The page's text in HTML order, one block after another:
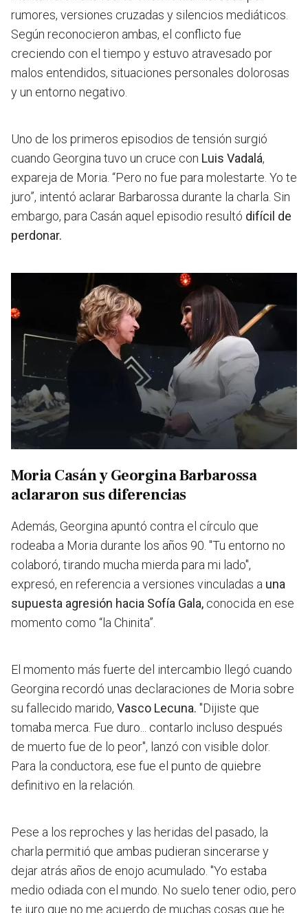
rumores, versiones cruzadas y silencios mediáticos.
Según reconocieron ambas, el conflicto fue
creciendo con el tiempo y estuvo atravesado por
malos entendidos, situaciones personales dolorosas
y un entorno negativo.
Uno de los primeros episodios de tensión surgió
cuando Georgina tuvo un cruce con Luis Vadalá,
expareja de Moria. “Pero no fue para molestarte. Yo te
juro”, intentó aclarar Barbarossa durante la charla. Sin
embargo, para Casán aquel episodio resultó difícil de
perdonar.
Moria Casán y Georgina Barbarossa
aclararon sus diferencias
Además, Georgina apuntó contra el círculo que
rodeaba a Moria durante los años 90. "Tu entorno no
colaboró, tirando mucha mierda para mi lado",
expresó, en referencia a versiones vinculadas a una
supuesta agresión hacia Sofía Gala, conocida en ese
momento como “la Chinita”.
El momento más fuerte del intercambio llegó cuando
Georgina recordó unas declaraciones de Moria sobre
su fallecido marido, Vasco Lecuna. "Dijiste que
tomaba merca. Fue duro... contarlo incluso después
de muerto fue de lo peor", lanzó con visible dolor.
Para la conductora, ese fue el punto de quiebre
definitivo en la relación.
Pese a los reproches y las heridas del pasado, la
charla permitió que ambas pudieran sincerarse y
dejar atrás años de enojo acumulado. "Yo estaba
medio odiada con el mundo. No suelo tener odio, pero
te juro que no me acuerdo de muchas cosas que he